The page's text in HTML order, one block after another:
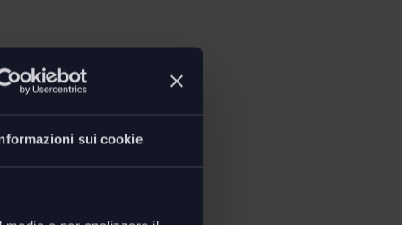
sui cookie